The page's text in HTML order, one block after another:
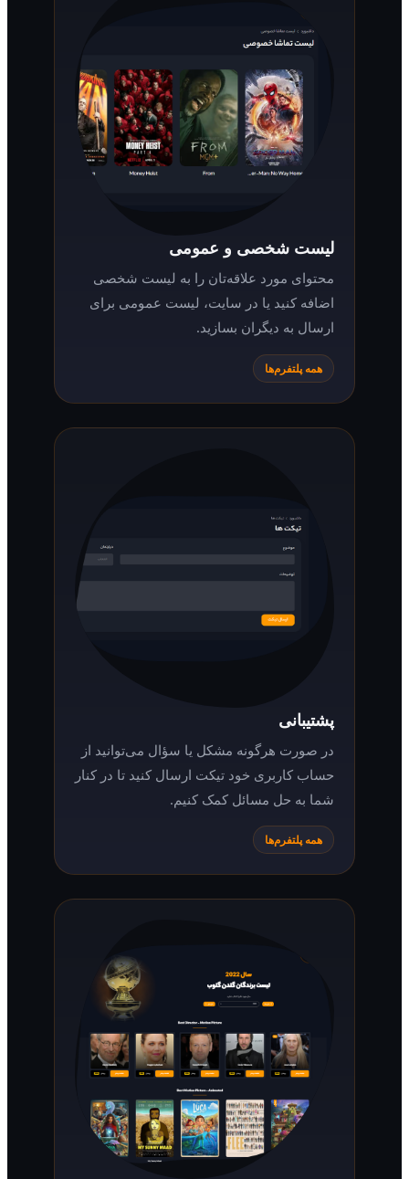
لیست شخصی و عمومی
محتوای مورد علاقه‌تان را به لیست شخصی
اضافه کنید یا در سایت، لیست عمومی برای
ارسال به دیگران بسازید.
همه پلتفرم‌ها
در صورت هرگونه مشکل یا سؤال می‌توانید از
حساب کاربری خود تیکت ارسال کنید تا در کنار
شما به حل مسائل کمک کنیم.
همه پلتفرم‌ها